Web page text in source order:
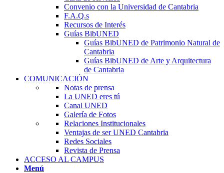
Convenio con la Universidad de Cantabria
F.A.Q.s
Recursos de Interés
Guías BibUNED
Guías BibUNED de Patrimonio Natural de
Cantabria
Guías BibUNED de Arte y Arquitectura
de Cantabria
COMUNICACIÓN
Notas de prensa
La UNED eres tú
Canal UNED
Galería de Fotos
Relaciones Institucionales
Ventajas de ser UNED Cantabria
Redes Sociales
Revista de Prensa
ACCESO AL CAMPUS
Menú